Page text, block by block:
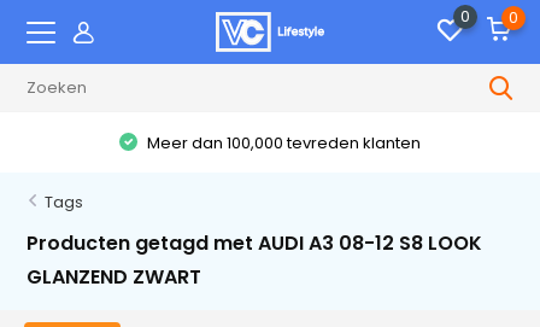
0 0
Meer dan 100,000 tevreden klanten
Tags
Producten getagd met AUDI A3 08-12 S8 LOOK
GLANZEND ZWART